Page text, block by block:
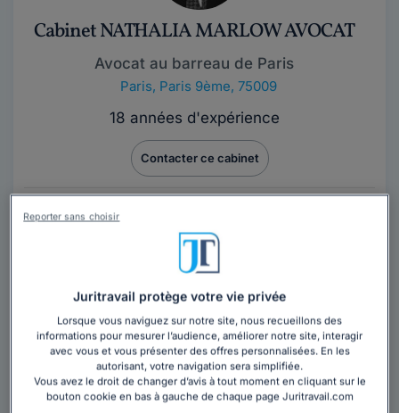
Cabinet NATHALIA MARLOW AVOCAT
Avocat au barreau de Paris
Paris, Paris 9ème, 75009
18 années d'expérience
Contacter ce cabinet
Situé dans le 9ème arrondissement, il s'agit d'une
structure à taille humaine, exerçant dans différents
domaines du droit. Notre structure...
Juritravail protège votre vie privée
Lorsque vous naviguez sur notre site, nous recueillons des
informations pour mesurer l’audience, améliorer notre site, interagir
avec vous et vous présenter des offres personnalisées. En les
autorisant, votre navigation sera simplifiée.
Vous avez le droit de changer d’avis à tout moment en cliquant sur le
bouton cookie en bas à gauche de chaque page Juritravail.com
Reporter sans choisir